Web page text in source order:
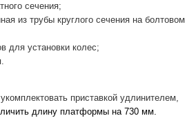
сечения;
из трубы круглого сечения на болтовом
для установки колес;
приставкой удлинителем,
длину платформы на 730 мм.